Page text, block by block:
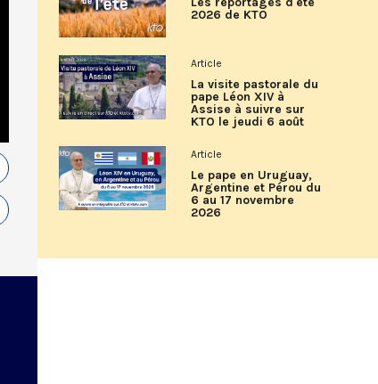
2026 de KTO
Article
La visite pastorale du
pape Léon XIV à
Assise à suivre sur
KTO le jeudi 6 août
Article
Le pape en Uruguay,
Argentine et Pérou du
6 au 17 novembre
2026